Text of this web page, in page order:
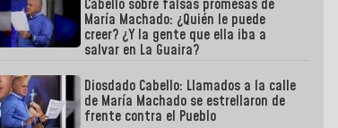
Cabello sobre falsas promesas de
María Machado: ¿Quién le puede
creer? ¿Y la gente que ella iba a
salvar en La Guaira?
Diosdado Cabello: Llamados a la calle
de María Machado se estrellaron de
frente contra el Pueblo